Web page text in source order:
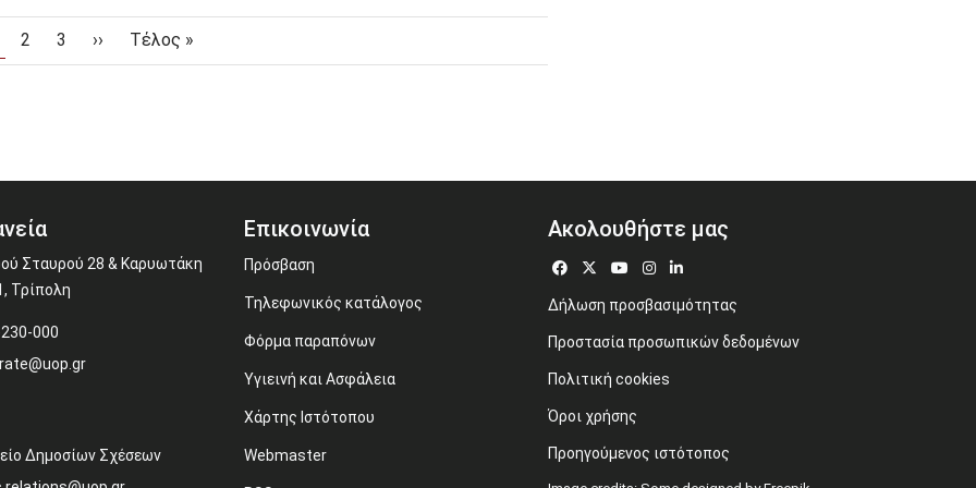
σελίδα
Page
2 Page
3 Next page
›› Last page
Τέλος »
Σταυρού 28 & Καρυωτάκη
Τρίπολη
000
Δημοσίων Σχέσεων
Επικοινωνία
Πρόσβαση
Τηλεφωνικός κατάλογος
Φόρμα παραπόνων
Υγιεινή και Ασφάλεια
Χάρτης Ιστότοπου
Webmaster
Ακολουθήστε μας
Δήλωση προσβασιμότητας
Προστασία προσωπικών δεδομένων
Πολιτική cookies
Όροι χρήσης
Προηγούμενος ιστότοπος